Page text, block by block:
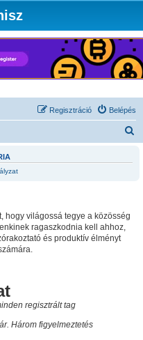
Belépés
Regisztráció
hogy világossá tegye a közösség
ragaszkodnia kell ahhoz,
és produktív élményt
regisztrált tag
Három figyelmeztetés